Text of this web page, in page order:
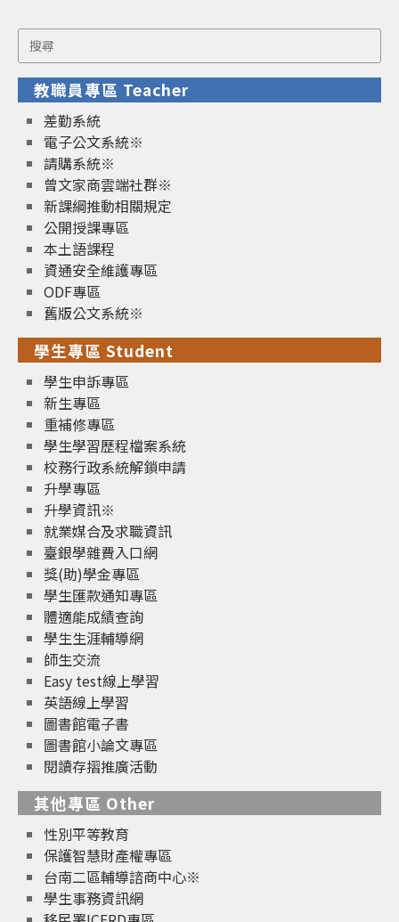
Search
for:
教職員專區 Teacher
差勤系統
電子公文系統※
請購系統※
曾文家商雲端社群※
新課綱推動相關規定
公開授課專區
本土語課程
資通安全維護專區
ODF專區
舊版公文系統※
學生專區 Student
學生申訴專區
新生專區
重補修專區
學生學習歷程檔案系統
校務行政系統解鎖申請
升學專區
升學資訊※
就業媒合及求職資訊
臺銀學雜費入口網
獎(助)學金專區
學生匯款通知專區
體適能成績查詢
學生生涯輔導網
師生交流
Easy test線上學習
英語線上學習
圖書館電子書
圖書館小論文專區
閱讀存摺推廣活動
其他專區 Other
性別平等教育
保護智慧財產權專區
台南二區輔導諮商中心※
學生事務資訊網